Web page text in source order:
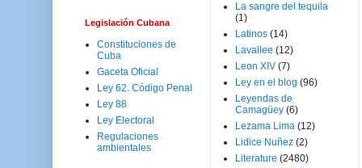
Legislación Cubana
Constituciones de
Cuba
Gaceta Oficial
Ley 62. Código Penal
Ley 88
Ley Electoral
Regulaciones
ambientales
La sangre del tequila
(1)
Latinos (14)
Lavallee (12)
Leon XIV (7)
Ley en el blog (96)
Leyendas de
Camagüey (6)
Lezama Lima (12)
Lidice Nuñez (2)
Literature (2480)